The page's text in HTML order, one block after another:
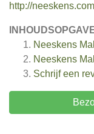
http://
Neeskens
Neeskens
Schrijf een